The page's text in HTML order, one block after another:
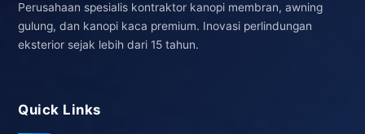
Perusahaan spesialis kontraktor kanopi membran, awning
gulung, dan kanopi kaca premium. Inovasi perlindungan
eksterior sejak lebih dari 15 tahun.
Quick Links